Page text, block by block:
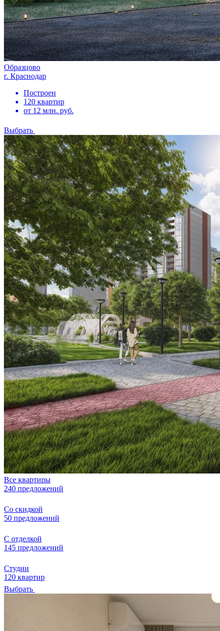
Образцово
г. Краснодар
Построен
120 квартир
от 12 млн. руб.
Выбрать
Все квартиры
240 предложений
Со скидкой
50 предложений
С отделкой
145 предложений
Студии
120 квартир
Выбрать